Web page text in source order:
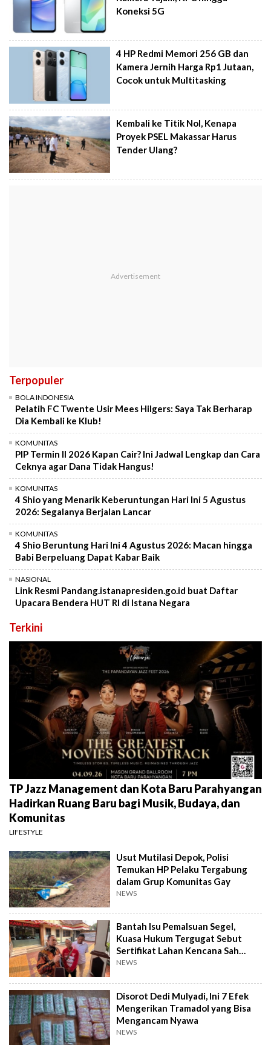
Koneksi 5G
4 HP Redmi Memori 256 GB dan
Kamera Jernih Harga Rp1 Jutaan,
Cocok untuk Multitasking
Kembali ke Titik Nol, Kenapa
Proyek PSEL Makassar Harus
Tender Ulang?
Terpopuler
BOLA INDONESIA
Pelatih FC Twente Usir Mees Hilgers: Saya Tak Berharap
Dia Kembali ke Klub!
KOMUNITAS
PIP Termin II 2026 Kapan Cair? Ini Jadwal Lengkap dan Cara
Ceknya agar Dana Tidak Hangus!
KOMUNITAS
4 Shio yang Menarik Keberuntungan Hari Ini 5 Agustus
2026: Segalanya Berjalan Lancar
KOMUNITAS
4 Shio Beruntung Hari Ini 4 Agustus 2026: Macan hingga
Babi Berpeluang Dapat Kabar Baik
NASIONAL
Link Resmi Pandang.istanapresiden.go.id buat Daftar
Upacara Bendera HUT RI di Istana Negara
Terkini
TP Jazz Management dan Kota Baru Parahyangan
Hadirkan Ruang Baru bagi Musik, Budaya, dan
Komunitas
LIFESTYLE
Usut Mutilasi Depok, Polisi
Temukan HP Pelaku Tergabung
dalam Grup Komunitas Gay
NEWS
Bantah Isu Pemalsuan Segel,
Kuasa Hukum Tergugat Sebut
Sertifikat Lahan Kencana Sah
Lewat PTSL
NEWS
Disorot Dedi Mulyadi, Ini 7 Efek
Mengerikan Tramadol yang Bisa
Mengancam Nyawa
NEWS